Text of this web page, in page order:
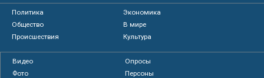
Политика
Экономика
Общество
В мире
Происшествия
Культура
Видео
Опросы
Фото
Персоны